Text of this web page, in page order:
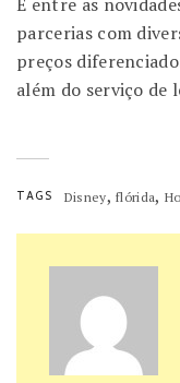
E entre as
parcerias com
preços
além do serviço de
TAGS Disney,flórida,